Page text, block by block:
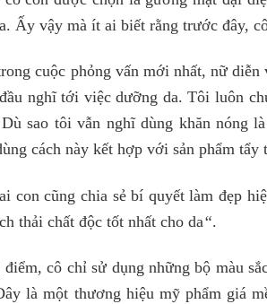
. Ấy vậy mà ít ai biết rằng trước đây,
cuộc phỏng vấn mới nhất, nữ diễn
nghĩ tới việc dưỡng da. Tôi luôn
sao tôi vẫn nghĩ dùng khăn nóng
cách này kết hợp với sản phẩm tẩy
con cũng chia sẻ bí quyết làm đẹp
thải chất độc tốt nhất cho da“.
cô chỉ sử dụng những bộ màu
là một thương hiệu mỹ phẩm giá